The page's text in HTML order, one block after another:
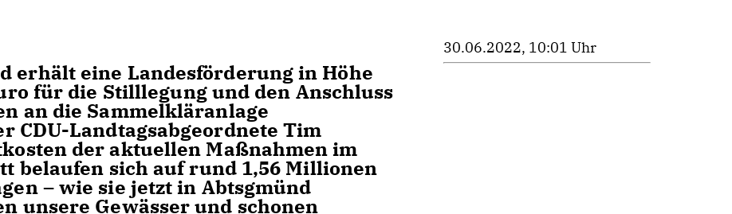
erhält eine Landesförderung in Höhe
für die Stilllegung und den Anschluss
an die Sammelkläranlage
CDU-Landtagsabgeordnete Tim
der aktuellen Maßnahmen im
belaufen sich auf rund 1,56 Millionen
– wie sie jetzt in Abtsgmünd
unsere Gewässer und schonen
30.06.2022, 10:01 Uhr